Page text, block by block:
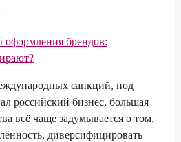
брендов:
санкций, под
российский бизнес, большая
всё чаще задумывается о том,
диверсифицировать